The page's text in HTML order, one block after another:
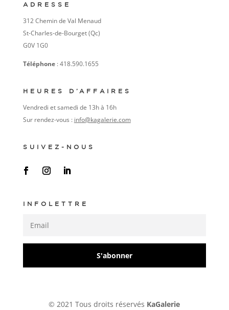
ADRESSE
312 Chemin de Val Menaud
St-Charles-de-Bourget (Qc)
G0V 1G0
Téléphone : 418.590.1655
HEURES D’AFFAIRES
Vendredi et samedi de 13h à 16h
Sur rendez-vous : info@kagalerie.com
SUIVEZ-NOUS
INFOLETTRE
S'abonner
© 2021 Tous droits réservés KaGalerie